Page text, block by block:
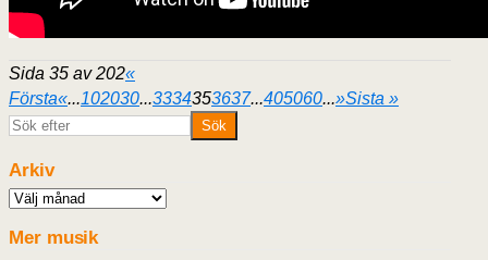
Sida 35 av 202«
Första«...102030...3334353637...405060...»Sista »
Arkiv
Arkiv
Mer musik